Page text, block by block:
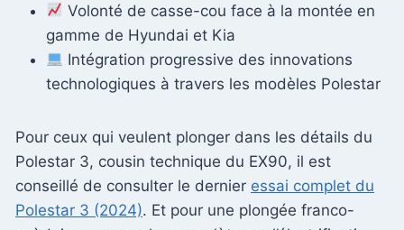
Volonté de casse-cou face à la montée en
gamme de Hyundai et Kia
Intégration progressive des innovations
technologiques à travers les modèles Polestar
Pour ceux qui veulent plonger dans les détails du
Polestar 3, cousin technique du EX90, il est
conseillé de consulter le dernier essai complet du
Polestar 3 (2024). Et pour une plongée franco-